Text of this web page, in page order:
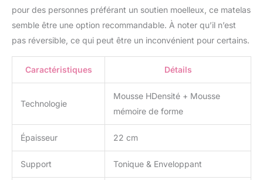
pour des personnes préférant un soutien moelleux, ce matelas
semble être une option recommandable. À noter qu’il n’est
pas réversible, ce qui peut être un inconvénient pour certains.
Caractéristiques Détails
Technologie
Mousse HDensité + Mousse
mémoire de forme
Épaisseur 22 cm
Support Tonique & Enveloppant